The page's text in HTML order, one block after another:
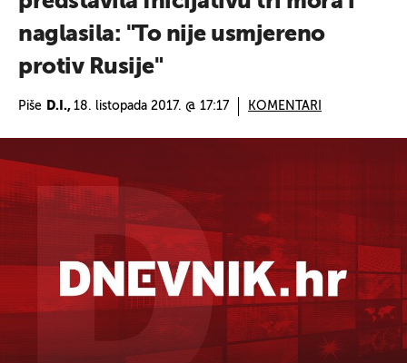
naglasila: "To nije usmjereno
protiv Rusije"
Piše D.I., 18. listopada 2017. @ 17:17 KOMENTARI